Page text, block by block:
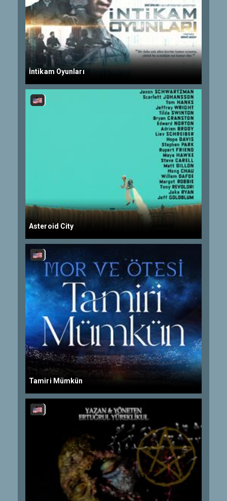
İntikam Oyunları
Asteroid City
Tamiri Mümkün